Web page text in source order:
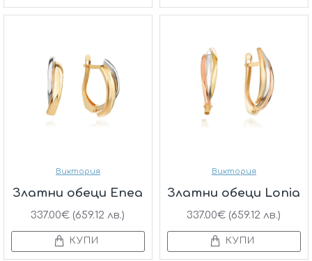
Виктория
Златни обеци Enea
337.00€ (659.12 лв.)
КУПИ
Виктория
Златни обеци Lonia
337.00€ (659.12 лв.)
КУПИ